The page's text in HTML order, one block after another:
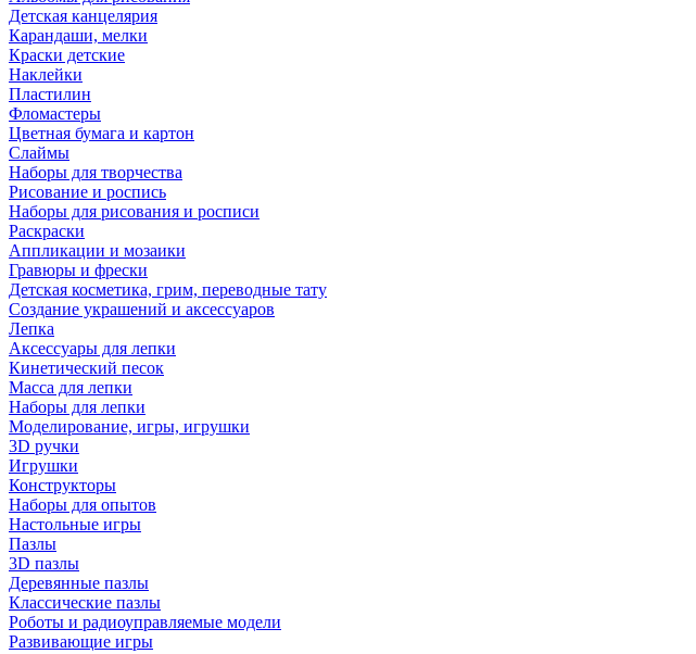
Детская канцелярия
Карандаши, мелки
Краски детские
Наклейки
Пластилин
Фломастеры
Цветная бумага и картон
Слаймы
Наборы для творчества
Рисование и роспись
Наборы для рисования и росписи
Раскраски
Аппликации и мозаики
Гравюры и фрески
Детская косметика, грим, переводные тату
Создание украшений и аксессуаров
Лепка
Аксессуары для лепки
Кинетический песок
Масса для лепки
Наборы для лепки
Моделирование, игры, игрушки
3D ручки
Игрушки
Конструкторы
Наборы для опытов
Настольные игры
Пазлы
3D пазлы
Деревянные пазлы
Классические пазлы
Роботы и радиоуправляемые модели
Развивающие игры